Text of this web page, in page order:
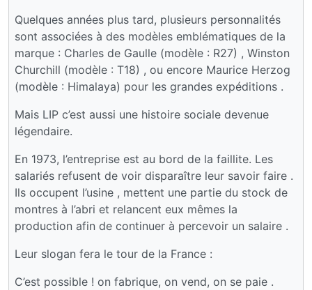
Quelques années plus tard, plusieurs personnalités
sont associées à des modèles emblématiques de la
marque : Charles de Gaulle (modèle : R27) , Winston
Churchill (modèle : T18) , ou encore Maurice Herzog
(modèle : Himalaya) pour les grandes expéditions .
Mais LIP c’est aussi une histoire sociale devenue
légendaire.
En 1973, l’entreprise est au bord de la faillite. Les
salariés refusent de voir disparaître leur savoir faire .
Ils occupent l’usine , mettent une partie du stock de
montres à l’abri et relancent eux mêmes la
production afin de continuer à percevoir un salaire .
Leur slogan fera le tour de la France :
C’est possible ! on fabrique, on vend, on se paie .